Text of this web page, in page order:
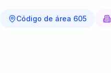
Código de área 605